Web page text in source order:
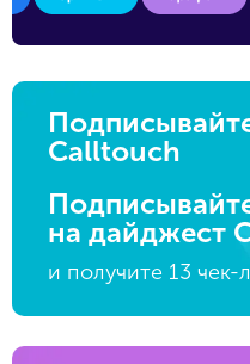
Calltouch
на дайджест
и получите 13 чек-